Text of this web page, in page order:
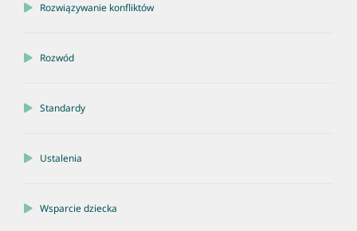
Rozwiązywanie konfliktów
Rozwód
Standardy
Ustalenia
Wsparcie dziecka